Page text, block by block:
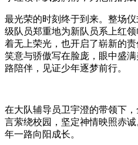
最光荣的时刻终于到来。整场
级队员郑重地为新队员系上红
着无上荣光，也开启了崭新的
笑意与骄傲写在脸庞，眼中盛
路陪伴，见证少年逐梦前行。
在大队辅导员卫宇澄的带领下
言萦绕校园，坚定神情映照赤
年一路向阳成长。